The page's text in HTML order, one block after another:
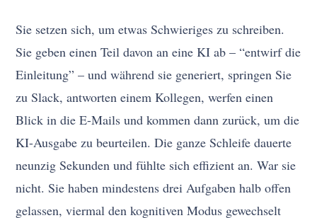
Sie setzen sich, um etwas Schwieriges zu schreiben.
Sie geben einen Teil davon an eine KI ab – “entwirf die
Einleitung” – und während sie generiert, springen Sie
zu Slack, antworten einem Kollegen, werfen einen
Blick in die E-Mails und kommen dann zurück, um die
KI-Ausgabe zu beurteilen. Die ganze Schleife dauerte
neunzig Sekunden und fühlte sich effizient an. War sie
nicht. Sie haben mindestens drei Aufgaben halb offen
gelassen, viermal den kognitiven Modus gewechselt